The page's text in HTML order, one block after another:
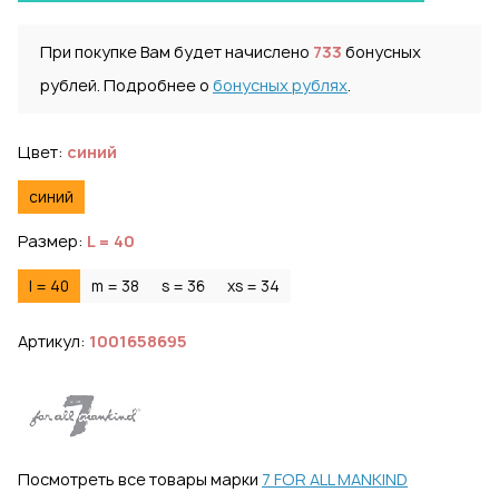
При покупке Вам будет начислено 733 бонусных
рублей. Подробнее о бонусных рублях.
Цвет: синий
синий
Размер: L = 40
l = 40 m = 38 s = 36 xs = 34
Артикул: 1001658695
Посмотреть все товары марки 7 FOR ALL MANKIND